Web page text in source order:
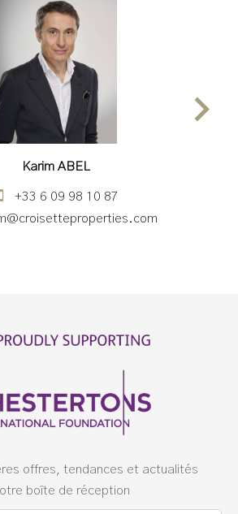
Karim ABEL
+33 6 09 98 10 87
offres, tendances et actualités
boîte de réception